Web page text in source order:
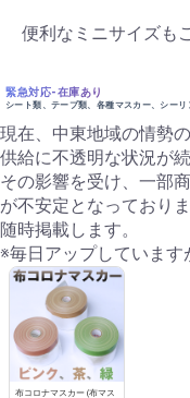
便利なミニサイズも
緊急対応-在庫あり
シート類、テープ類、各種マスカー、シーリ
現在、中東地域の情勢
供給に不透明な状況が
その影響を受け、一部
が不安定となっており
随時掲載します。
※毎日アップしています
布コロナマスカー (布マス